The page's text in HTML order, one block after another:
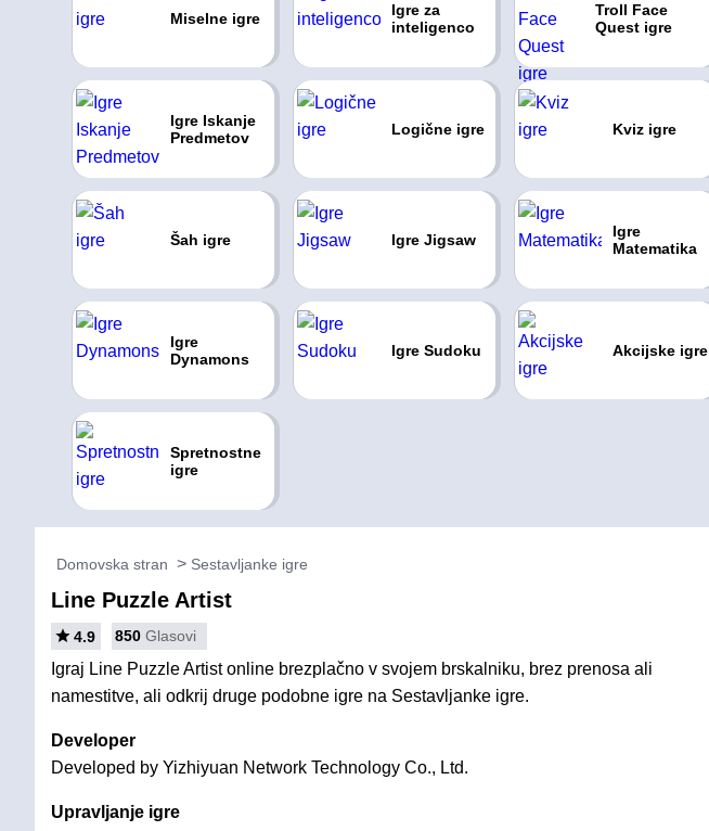
Miselne igre
Igre za
inteligenco
Troll Face
Quest igre
Igre Iskanje
Predmetov
Logične igre Kviz igre
Šah igre Igre Jigsaw
Igre
Matematika
Igre
Dynamons
Igre Sudoku Akcijske igre
Spretnostne
igre
Domovska stran Sestavljanke igre
Line Puzzle Artist
4.9 850 Glasovi
Igraj Line Puzzle Artist online brezplačno v svojem brskalniku, brez prenosa ali
namestitve, ali odkrij druge podobne igre na Sestavljanke igre.
Developer
Developed by Yizhiyuan Network Technology Co., Ltd.
Upravljanje igre